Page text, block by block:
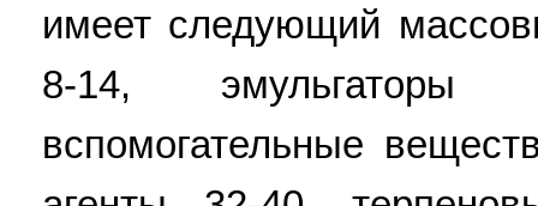
имеет следующий
8-14, эмульгаторы
вспомогательные